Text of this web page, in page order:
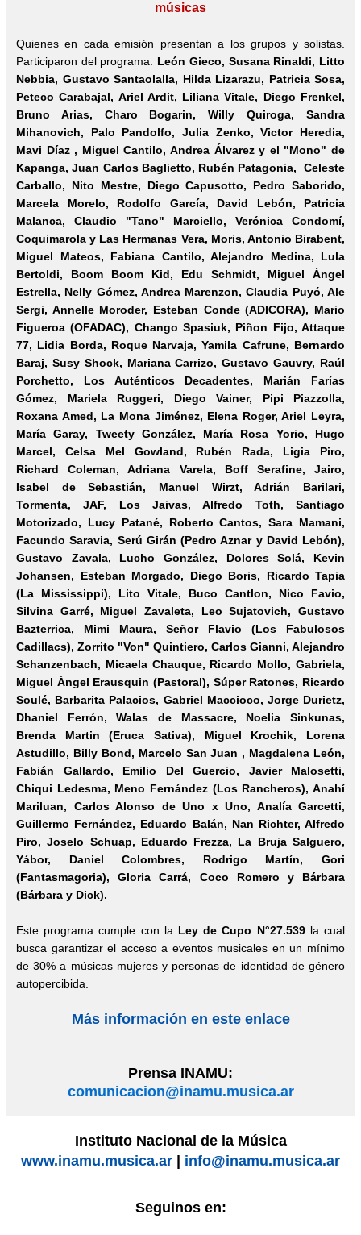
músicas
Quienes en cada emisión presentan a los grupos y solistas.
Participaron del programa: León Gieco, Susana Rinaldi, Litto
Nebbia, Gustavo Santaolalla, Hilda Lizarazu, Patricia Sosa,
Peteco Carabajal, Ariel Ardit, Liliana Vitale, Diego Frenkel,
Bruno Arias, Charo Bogarin, Willy Quiroga, Sandra
Mihanovich, Palo Pandolfo, Julia Zenko, Victor Heredia,
Mavi Díaz , Miguel Cantilo, Andrea Álvarez y el "Mono" de
Kapanga, Juan Carlos Baglietto, Rubén Patagonia, Celeste
Carballo, Nito Mestre, Diego Capusotto, Pedro Saborido,
Marcela Morelo, Rodolfo García, David Lebón, Patricia
Malanca, Claudio "Tano" Marciello, Verónica Condomí,
Coquimarola y Las Hermanas Vera, Moris, Antonio Birabent,
Miguel Mateos, Fabiana Cantilo, Alejandro Medina, Lula
Bertoldi, Boom Boom Kid, Edu Schmidt, Miguel Ángel
Estrella, Nelly Gómez, Andrea Marenzon, Claudia Puyó, Ale
Sergi, Annelle Moroder, Esteban Conde (ADICORA), Mario
Figueroa (OFADAC), Chango Spasiuk, Piñon Fijo, Attaque
77, Lidia Borda, Roque Narvaja, Yamila Cafrune, Bernardo
Baraj, Susy Shock, Mariana Carrizo, Gustavo Gauvry, Raúl
Porchetto, Los Auténticos Decadentes, Marián Farías
Gómez, Mariela Ruggeri, Diego Vainer, Pipi Piazzolla,
Roxana Amed, La Mona Jiménez, Elena Roger, Ariel Leyra,
María Garay, Tweety González, María Rosa Yorio, Hugo
Marcel, Celsa Mel Gowland, Rubén Rada, Ligia Piro,
Richard Coleman, Adriana Varela, Boff Serafine, Jairo,
Isabel de Sebastián, Manuel Wirzt, Adrián Barilari,
Tormenta, JAF, Los Jaivas, Alfredo Toth, Santiago
Motorizado, Lucy Patané, Roberto Cantos, Sara Mamani,
Facundo Saravia, Serú Girán (Pedro Aznar y David Lebón),
Gustavo Zavala, Lucho González, Dolores Solá, Kevin
Johansen, Esteban Morgado, Diego Boris, Ricardo Tapia
(La Mississippi), Lito Vitale, Buco Cantlon, Nico Favio,
Silvina Garré, Miguel Zavaleta, Leo Sujatovich, Gustavo
Bazterrica, Mimi Maura, Señor Flavio (Los Fabulosos
Cadillacs), Zorrito "Von" Quintiero, Carlos Gianni, Alejandro
Schanzenbach, Micaela Chauque, Ricardo Mollo, Gabriela,
Miguel Ángel Erausquin (Pastoral), Súper Ratones, Ricardo
Soulé, Barbarita Palacios, Gabriel Maccioco, Jorge Durietz,
Dhaniel Ferrón, Walas de Massacre, Noelia Sinkunas,
Brenda Martin (Eruca Sativa), Miguel Krochik, Lorena
Astudillo, Billy Bond, Marcelo San Juan , Magdalena León,
Fabián Gallardo, Emilio Del Guercio, Javier Malosetti,
Chiqui Ledesma, Meno Fernández (Los Rancheros), Anahí
Mariluan, Carlos Alonso de Uno x Uno, Analía Garcetti,
Guillermo Fernández, Eduardo Balán, Nan Richter, Alfredo
Piro, Joselo Schuap, Eduardo Frezza, La Bruja Salguero,
Yábor, Daniel Colombres, Rodrigo Martín, Gori
(Fantasmagoria), Gloria Carrá, Coco Romero y Bárbara
(Bárbara y Dick).
Este programa cumple con la Ley de Cupo N°27.539la cual
busca garantizar el acceso a eventos musicales en un mínimo
de 30% a músicas mujeres y personas de identidad de género
autopercibida.
Más información en este enlace
Prensa INAMU:
comunicacion@inamu.musica.ar
Instituto Nacional de la Música
www.inamu.musica.ar
info@inamu.musica.ar
Seguinos en: